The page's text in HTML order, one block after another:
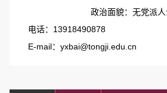
政治面貌：无党派
电话：13918490878
E-mail：yxbai@tongji.edu.cn